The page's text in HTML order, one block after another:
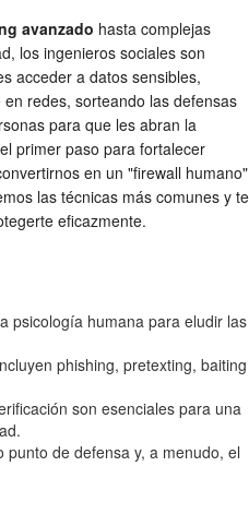
avanzado hasta complejas
los ingenieros sociales son
acceder a datos sensibles,
en redes, sorteando las defensas
para que les abran la
primer paso para fortalecer
en un "firewall humano"
las técnicas más comunes y te
eficazmente.
psicología humana para eludir las
phishing, pretexting, baiting
son esenciales para una
punto de defensa y, a menudo, el